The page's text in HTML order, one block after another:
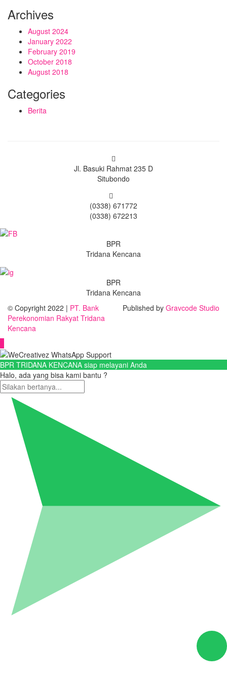
Archives
August 2024
January 2022
February 2019
October 2018
August 2018
Categories
Berita
Jl. Basuki Rahmat 235 D
Situbondo
(0338) 671772
(0338) 672213
BPR
Tridana Kencana
BPR
Tridana Kencana
© Copyright 2022 | PT. Bank
Perekonomian Rakyat Tridana
Kencana
Published by Gravcode Studio
BPR TRIDANA KENCANA siap melayani Anda
Halo, ada yang bisa kami bantu ?